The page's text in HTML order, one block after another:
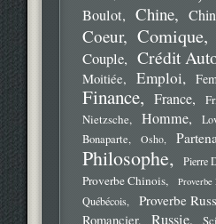
Boulot Chine
Coeur Comique
Couple Crédit
Moitiée
Emploi
Finance France
Nietzsche
Homme
Bonaparte
Osho
Philosophe Pierre
Proverbe Chinois Proverbe
Québécois
Proverbe
Romancier Russie